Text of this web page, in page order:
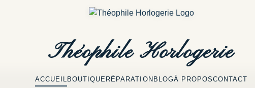
ACCUEIL BOUTIQUE RÉPARATION BLOGÀ PROPOSCONTACT
ThéophileHorlogerie